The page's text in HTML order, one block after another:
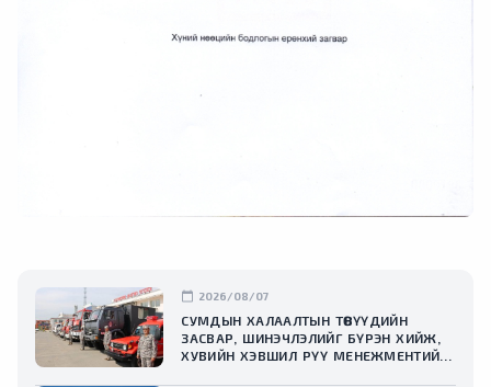
calendar_today 2026/08/07
СУМДЫН ХАЛААЛТЫН ТӨВҮҮДИЙН
ЗАСВАР, ШИНЭЧЛЭЛИЙГ БҮРЭН ХИЙЖ,
ХУВИЙН ХЭВШИЛ РҮҮ МЕНЕЖМЕНТИЙГ